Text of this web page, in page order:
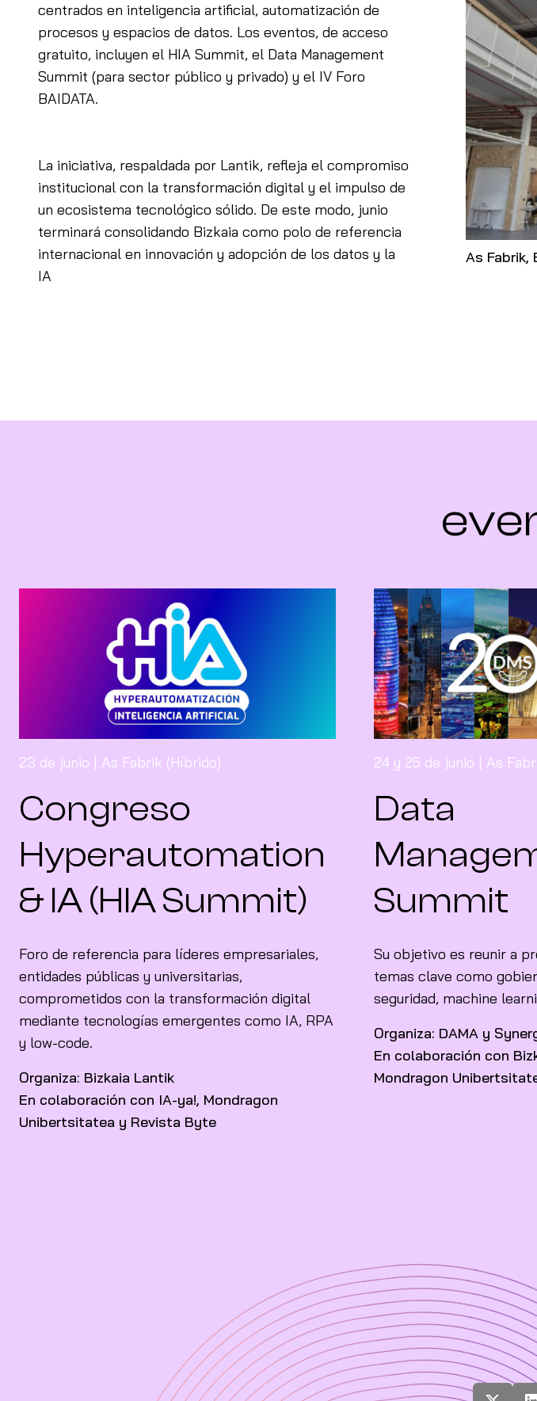
centrados en inteligencia artificial, automatización de
procesos y espacios de datos. Los eventos, de acceso
gratuito, incluyen el HIA Summit, el Data Management
Summit (para sector público y privado) y el IV Foro
BAIDATA.
La iniciativa, respaldada por Lantik, refleja el compromiso
institucional con la transformación digital y el impulso de
un ecosistema tecnológico sólido. De este modo, junio
terminará consolidando Bizkaia como polo de referencia
internacional en innovación y adopción de los datos y la
IA
As Fabrik,
23 de junio | As Fabrik (Híbrido)
Congreso
Hyperautomation
& IA (HIA Summit)
Foro de referencia para líderes empresariales,
entidades públicas y universitarias,
comprometidos con la transformación digital
mediante tecnologías emergentes como IA, RPA
y low-code.
Organiza: Bizkaia Lantik
En colaboración con IA-ya!, Mondragon
Unibertsitatea y Revista Byte
24 y 25 de junio | As
Data
Summit
Su objetivo es reunir a
temas clave como
seguridad, machine
Organiza: DAMA y
En colaboración con
Mondragon